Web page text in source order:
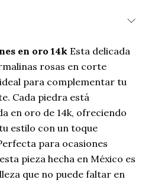
en oro 14k Esta delicada
rosas en corte
para complementar tu
Cada piedra está
en oro de 14k, ofreciendo
estilo con un toque
para ocasiones
pieza hecha en México es
que no puede faltar en